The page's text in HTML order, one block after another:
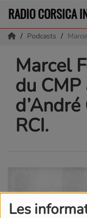
Les
RADIO CORSICA
Podcasts Marcel
Marcel
du
RCI.